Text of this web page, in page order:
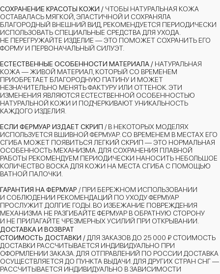
СОХРАНЕНИЕ КРАСОТЫ КОЖИ / ЧТОБЫ НАТУРАЛЬНАЯ КОЖА
ОСТАВАЛАСЬ МЯГКОЙ, ЭЛАСТИЧНОЙ И СОХРАНЯЛА
БЛАГОРОДНЫЙ ВНЕШНИЙ ВИД, РЕКОМЕНДУЕТСЯ ПЕРИОДИЧЕСКИ
ИСПОЛЬЗОВАТЬ СПЕЦИАЛЬНЫЕ СРЕДСТВА ДЛЯ УХОДА.
НЕ ПЕРЕГРУЖАЙТЕ ИЗДЕЛИЕ — ЭТО ПОМОЖЕТ СОХРАНИТЬ ЕГО
ФОРМУ И ПЕРВОНАЧАЛЬНЫЙ СИЛУЭТ.
ЕСТЕСТВЕННЫЕ ОСОБЕННОСТИ МАТЕРИАЛА / НАТУРАЛЬНАЯ
КОЖА — ЖИВОЙ МАТЕРИАЛ, КОТОРЫЙ СО ВРЕМЕНЕМ
ПРИОБРЕТАЕТ БЛАГОРОДНУЮ ПАТИНУ И МОЖЕТ
НЕЗНАЧИТЕЛЬНО МЕНЯТЬ ФАКТУРУ ИЛИ ОТТЕНОК. ЭТИ
ИЗМЕНЕНИЯ ЯВЛЯЮТСЯ ЕСТЕСТВЕННОЙ ОСОБЕННОСТЬЮ
НАТУРАЛЬНОЙ КОЖИ И ПОДЧЕРКИВАЮТ УНИКАЛЬНОСТЬ
КАЖДОГО ИЗДЕЛИЯ.
ЕСЛИ ФЕРМУАР ИЗДАЕТ СКРИП / В НЕКОТОРЫХ МОДЕЛЯХ
ИСПОЛЬЗУЕТСЯ ВШИВНОЙ ФЕРМУАР. СО ВРЕМЕНЕМ В МЕСТАХ ЕГО
СГИБА МОЖЕТ ПОЯВИТЬСЯ ЛЕГКИЙ СКРИП — ЭТО НОРМАЛЬНАЯ
ОСОБЕННОСТЬ МЕХАНИЗМА. ДЛЯ СОХРАНЕНИЯ ПЛАВНОЙ
РАБОТЫ РЕКОМЕНДУЕМ ПЕРИОДИЧЕСКИ НАНОСИТЬ НЕБОЛЬШОЕ
КОЛИЧЕСТВО ВОСКА ДЛЯ КОЖИ НА МЕСТА СГИБА С ПОМОЩЬЮ
ВАТНОЙ ПАЛОЧКИ.
ГАРАНТИЯ НА ФЕРМУАР / ПРИ БЕРЕЖНОМ ИСПОЛЬЗОВАНИИ
И СОБЛЮДЕНИИ РЕКОМЕНДАЦИЙ ПО УХОДУ ФЕРМУАР
ПРОСЛУЖИТ ДОЛГИЕ ГОДЫ. ВО ИЗБЕЖАНИЕ ПОВРЕЖДЕНИЯ
МЕХАНИЗМА НЕ РАЗГИБАЙТЕ ФЕРМУАР В ОБРАТНУЮ СТОРОНУ
И НЕ ПРИЛАГАЙТЕ ЧРЕЗМЕРНЫХ УСИЛИЙ ПРИ ОТКРЫВАНИИ.
ДОСТАВКА И ВОЗВРАТ
СТОИМОСТЬ ДОСТАВКИ / ДЛЯ ЗАКАЗОВ ДО 25 000 ₽ СТОИМОСТЬ
ДОСТАВКИ РАССЧИТЫВАЕТСЯ ИНДИВИДУАЛЬНО ПРИ
ОФОРМЛЕНИИ ЗАКАЗА. ДЛЯ ОТПРАВЛЕНИЙ ПО РОССИИ ДОСТАВКА
ОСУЩЕСТВЛЯЕТСЯ ДО ПУНКТА ВЫДАЧИ. ДЛЯ ДРУГИХ СТРАН СНГ —
РАССЧИТЫВАЕТСЯ ИНДИВИДУАЛЬНО В ЗАВИСИМОСТИ